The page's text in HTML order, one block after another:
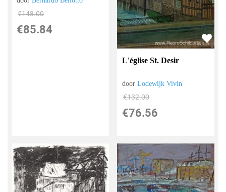
€148.00
€85.84
L'église St. Desir
doorLodewijk Vivin
€132.00
€76.56